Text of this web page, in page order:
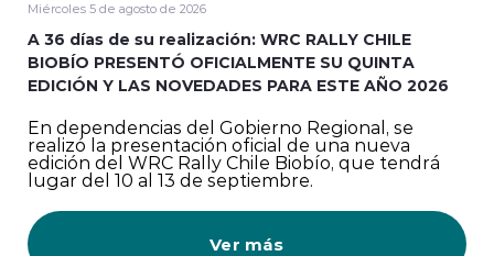
Miércoles 5 de agosto de 2026
A 36 días de su realización: WRC RALLY CHILE
BIOBÍO PRESENTÓ OFICIALMENTE SU QUINTA
EDICIÓN Y LAS NOVEDADES PARA ESTE AÑO 2026
En dependencias del Gobierno Regional, se
realizó la presentación oficial de una nueva
edición del WRC Rally Chile Biobío, que tendrá
lugar del 10 al 13 de septiembre.
Ver más